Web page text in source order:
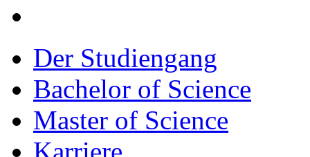
Der Studiengang
Bachelor of Science
Master of Science
Karriere